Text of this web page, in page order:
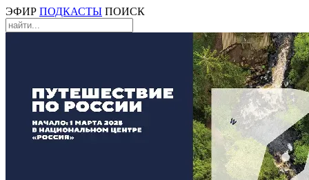
ЭФИР ПОДКАСТЫ ПОИСК